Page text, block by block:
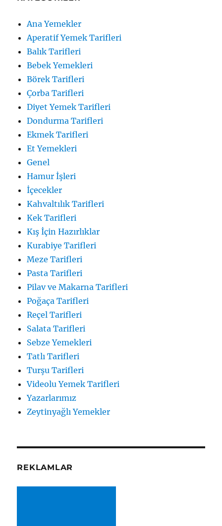
Ana Yemekler
Aperatif Yemek Tarifleri
Balık Tarifleri
Bebek Yemekleri
Börek Tarifleri
Çorba Tarifleri
Diyet Yemek Tarifleri
Dondurma Tarifleri
Ekmek Tarifleri
Et Yemekleri
Genel
Hamur İşleri
İçecekler
Kahvaltılık Tarifleri
Kek Tarifleri
Kış İçin Hazırlıklar
Kurabiye Tarifleri
Meze Tarifleri
Pasta Tarifleri
Pilav ve Makarna Tarifleri
Poğaça Tarifleri
Reçel Tarifleri
Salata Tarifleri
Sebze Yemekleri
Tatlı Tarifleri
Turşu Tarifleri
Videolu Yemek Tarifleri
Yazarlarımız
Zeytinyağlı Yemekler
REKLAMLAR